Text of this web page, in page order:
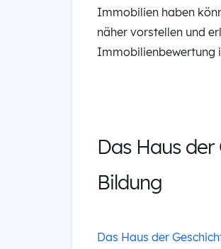
Immobilien haben
näher vorstellen und
Immobilienbewertung
Das Haus
Bildung
Das Haus der